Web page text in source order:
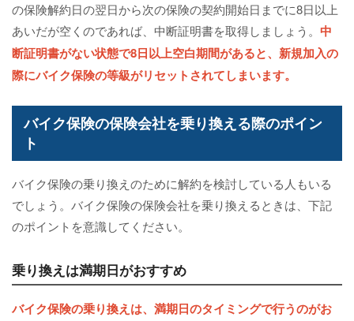
の保険解約日の翌日から次の保険の契約開始日までに8日以上
あいだが空くのであれば、中断証明書を取得しましょう。 中
断証明書がない状態で8日以上空白期間があると、新規加入の
際にバイク保険の等級がリセットされてしまいます。
バイク保険の保険会社を乗り換える際のポイン
ト
バイク保険の乗り換えのために解約を検討している人もいる
でしょう。バイク保険の保険会社を乗り換えるときは、下記
のポイントを意識してください。
乗り換えは満期日がおすすめ
バイク保険の乗り換えは、満期日のタイミングで行うのがお